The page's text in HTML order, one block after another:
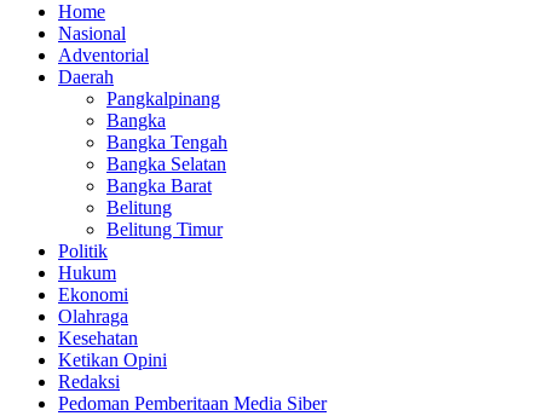
Home
Nasional
Adventorial
Daerah
Pangkalpinang
Bangka
Bangka Tengah
Bangka Selatan
Bangka Barat
Belitung
Belitung Timur
Politik
Hukum
Ekonomi
Olahraga
Kesehatan
Ketikan Opini
Redaksi
Pedoman Pemberitaan Media Siber